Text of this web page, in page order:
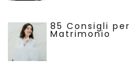
85 Consigli
Matrimonio